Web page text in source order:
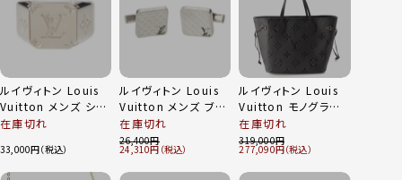
ルイヴィトン Louis
Vuitton メンズ シグ
ネットリング モノグラ
M62487 シルバー M
在庫切れ
33,000
ルイヴィトン Louis
Vuitton メンズ ブト
ンドゥ マンシェットカ
フリンク･シャンゼリ
ゼ カフス M65043
シルバー
在庫切れ
26,400
24,310
ルイヴィトン Louis
Vuitton モノグラム
アンプラント ネヴァ
ーフルMM トートバッ
グ M45685 ノワール
在庫切れ
319,000
277,090